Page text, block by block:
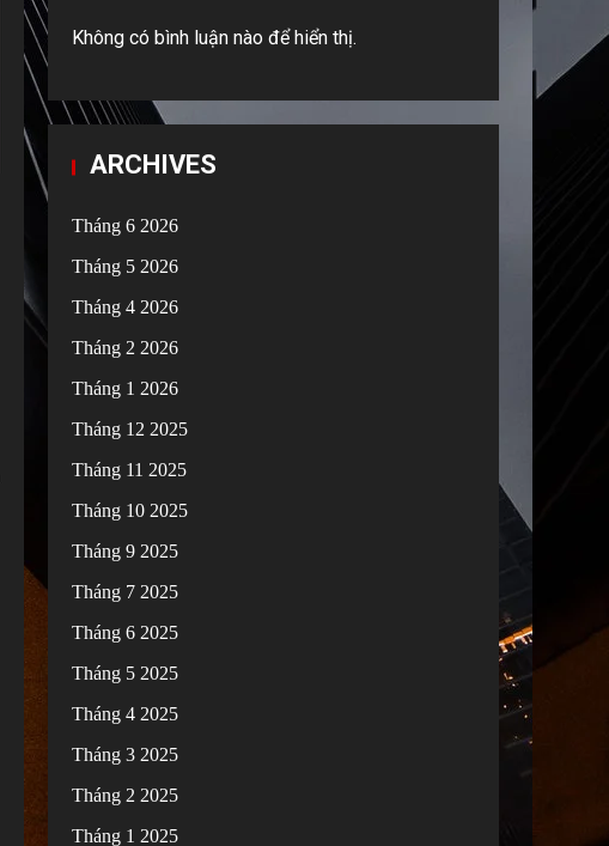
Không có bình luận nào để hiển thị.
ARCHIVES
Tháng 6 2026
Tháng 5 2026
Tháng 4 2026
Tháng 2 2026
Tháng 1 2026
Tháng 12 2025
Tháng 11 2025
Tháng 10 2025
Tháng 9 2025
Tháng 7 2025
Tháng 6 2025
Tháng 5 2025
Tháng 4 2025
Tháng 3 2025
Tháng 2 2025
Tháng 1 2025